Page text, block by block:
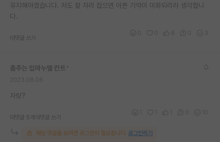
유지해야겠습니다. 저도 잘 자리 잡으면 아픈 기억이 미화되리라 생각합니
다.
대댓글 쓰기
춤추는 임마누엘 칸트
자랑?
대댓글 5개 대댓글 쓰기
해당 댓글을 보려면 로그인이 필요합니다. 로그인하기